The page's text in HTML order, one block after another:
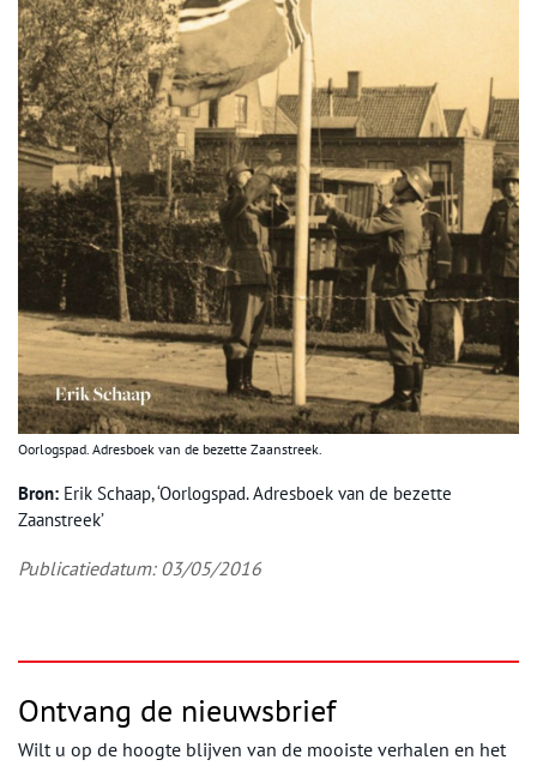
Oorlogspad. Adresboek van de bezette Zaanstreek.
Bron: Erik Schaap, ‘Oorlogspad. Adresboek van de bezette
Zaanstreek’
Publicatiedatum: 03/05/2016
Ontvang de nieuwsbrief
Wilt u op de hoogte blijven van de mooiste verhalen en het